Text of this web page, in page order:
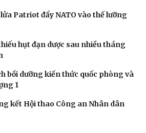
Patriot đẩy NATO vào thế lưỡng
hụt đạn dược sau nhiều tháng
bồi dưỡng kiến thức quốc phòng và
1
kết Hội thao Công an Nhân dân